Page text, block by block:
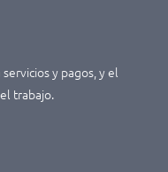
y pagos, y el
trabajo.